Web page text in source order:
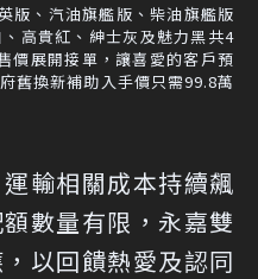
版、汽油旗艦版、柴油旗艦版
高貴紅、紳士灰及魅力黑共4
價展開接單，讓喜愛的客戶預
舊換新補助入手價只需99.8萬
輸相關成本持續飆
數量有限，永嘉雙
以回饋熱愛及認同